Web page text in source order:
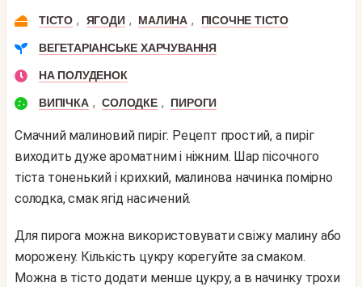
ТІСТО , ЯГОДИ , МАЛИНА , ПІСОЧНЕ ТІСТО
ВЕГЕТАРІАНСЬКЕ ХАРЧУВАННЯ
НА ПОЛУДЕНОК
ВИПІЧКА , СОЛОДКЕ , ПИРОГИ
Смачний малиновий пиріг. Рецепт простий, а пиріг
виходить дуже ароматним і ніжним. Шар пісочного
тіста тоненький і крихкий, малинова начинка помірно
солодка, смак ягід насичений.
Для пирога можна використовувати свіжу малину або
морожену. Кількість цукру корегуйте за смаком.
Можна в тісто додати менше цукру, а в начинку трохи